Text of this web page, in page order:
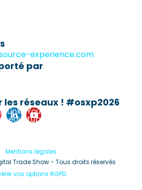
experience.com
par
les réseaux ! #osxp2026
Link
edi
You
tub
Mentions légales
Trade Show - Tous droits réservés
vos options RGPD